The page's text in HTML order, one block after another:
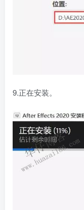
9.正在安装。